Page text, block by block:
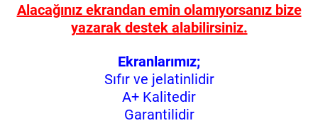
Alacağınız ekrandan emin olamıyorsanız bize
yazarak destek alabilirsiniz.
Ekranlarımız;
Sıfır ve jelatinlidir
A+ Kalitedir
Garantilidir